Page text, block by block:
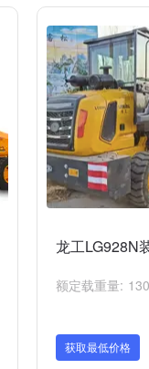
龙工LG928N
额定载重量:
获取最低价格